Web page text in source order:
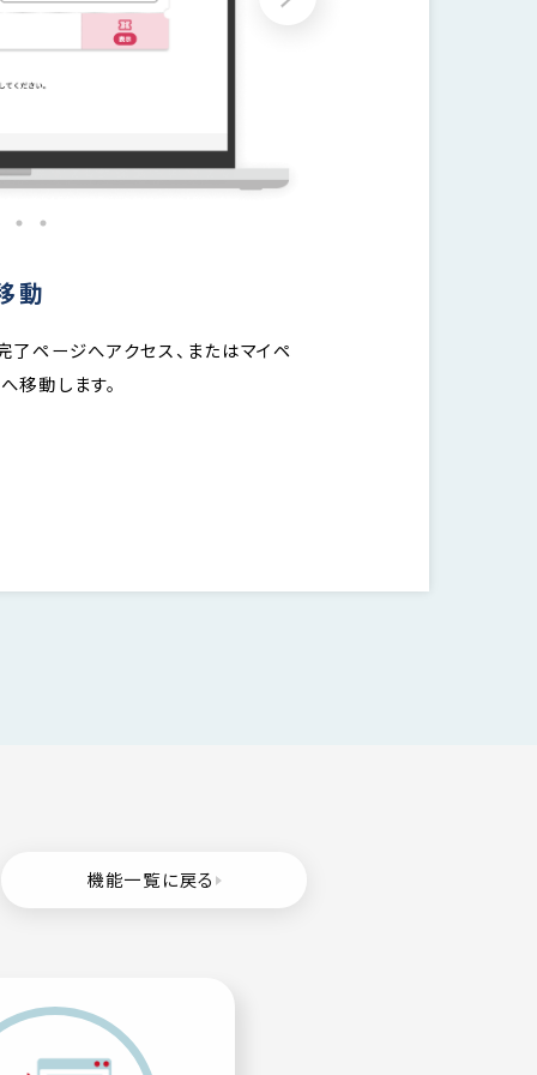
変更対象のチケットを選択
したいチケットを選択し、
時や席種を変更したい場合：「日程・商品を変更する」
機能一覧に戻る